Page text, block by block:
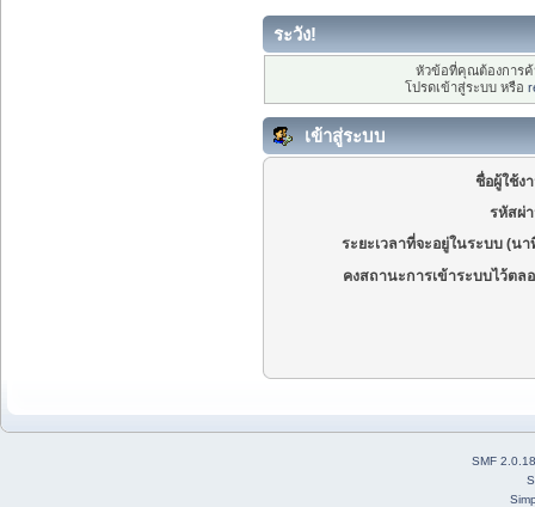
ระวัง!
หัวข้อที่คุณต้องการ
โปรดเข้าสู่ระบบ หรือ
เข้าสู่ระบบ
ชื่อผู้ใช้ง
รหัสผ่
ระยะเวลาที่จะอยู่ในระบบ (นา
คงสถานะการเข้าระบบไว้ตล
SMF 2.0.18